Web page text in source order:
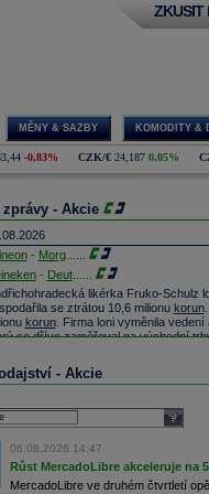
ZKUSIT
MĚNY & SAZBY KOMODITY &
-0,83% CZK/€ 24,187 0,05%
zprávy - Akcie
- Morg......
- Deut......
likérka Fruko-Schulz
se ztrátou 10,6 milionu korun
korun. Firma loni vyměnila
se dříve zaměřoval na východní
- UBSsni......
T-Mobile zvýšil v prvním
korun. Tržby vzrostly o 3,6
vzrostl o 0,7 procenta na 6,621
-JP M......
Technologies - TD Cowen
- Akcie
select
06.08.2026 14:47
Růst MercadoLibre akceleruje na
MercadoLibre ve druhém čtvrtletí